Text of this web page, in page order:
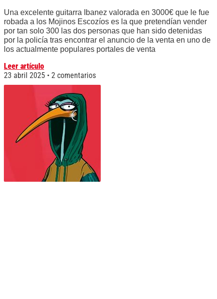
Una excelente guitarra Ibanez valorada en 3000€ que le fue
robada a los Mojinos Escozíos es la que pretendían vender
por tan solo 300 las dos personas que han sido detenidas
por la policía tras encontrar el anuncio de la venta en uno de
los actualmente populares portales de venta
Leer artículo
23 abril 2025
2 comentarios